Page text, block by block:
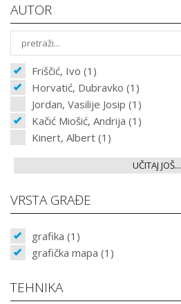
AUTOR
Friščić, Ivo (1)
Horvatić, Dubravko (1)
Jordan, Vasilije Josip (1)
Kačić Miošić, Andrija (1)
Kinert, Albert (1)
UČITAJ JOŠ...
VRSTA GRAĐE
grafika (1)
grafička mapa (1)
TEHNIKA